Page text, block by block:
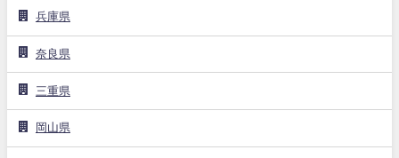
兵庫県
奈良県
三重県
岡山県